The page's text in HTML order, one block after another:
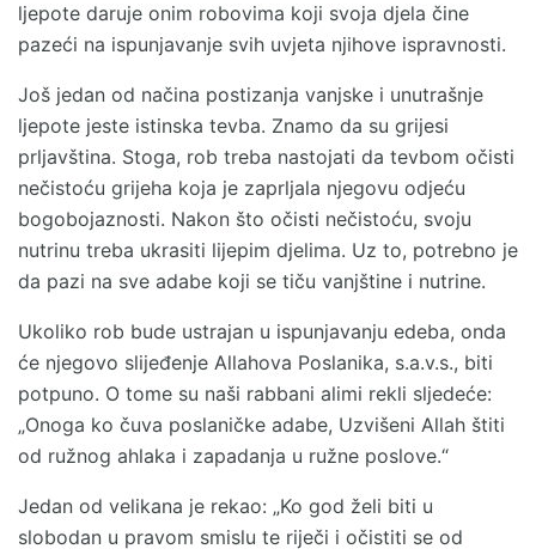
ljepote daruje onim robovima koji svoja djela čine
pazeći na ispunjavanje svih uvjeta njihove ispravnosti.
Još jedan od načina postizanja vanjske i unutrašnje
ljepote jeste istinska tevba. Znamo da su grijesi
prljavština. Stoga, rob treba nastojati da tevbom očisti
nečistoću grijeha koja je zaprljala njegovu odjeću
bogobojaznosti. Nakon što očisti nečistoću, svoju
nutrinu treba ukrasiti lijepim djelima. Uz to, potrebno je
da pazi na sve adabe koji se tiču vanjštine i nutrine.
Ukoliko rob bude ustrajan u ispunjavanju edeba, onda
će njegovo slijeđenje Allahova Poslanika, s.a.v.s., biti
potpuno. O tome su naši rabbani alimi rekli sljedeće:
„Onoga ko čuva poslaničke adabe, Uzvišeni Allah štiti
od ružnog ahlaka i zapadanja u ružne poslove.“
Jedan od velikana je rekao: „Ko god želi biti u
slobodan u pravom smislu te riječi i očistiti se od